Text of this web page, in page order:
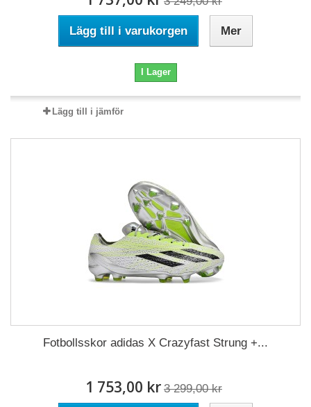
Lägg till i varukorgen Mer
I Lager
Lägg till i jämför
Fotbollsskor adidas X Crazyfast Strung +...
1 753,00 kr 3 299,00 kr